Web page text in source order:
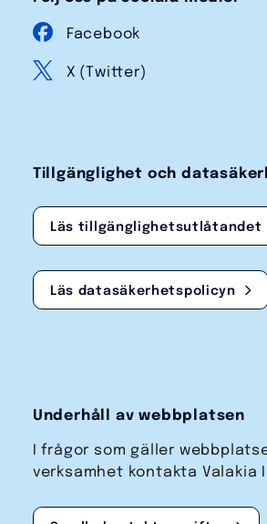
Facebook
X (Twitter)
Tillgänglighet och
Läs tillgänglighetsutlåtandet
Läs datasäkerhetspolicyn
Underhåll av webbplatsen
I frågor som gäller
verksamhet kontakta Valakia